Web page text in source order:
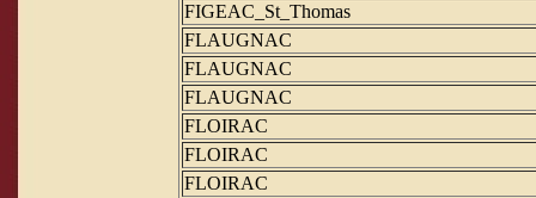
FIGEAC_St_Thomas
FLAUGNAC
FLAUGNAC
FLAUGNAC
FLOIRAC
FLOIRAC
FLOIRAC